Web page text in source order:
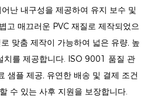
난 내구성을 제공하여 유지 보수 및
고 매끄러운 PVC 재질로 제작되었으
맞춤 제작이 가능하여 넓은 유량, 높
치를 제공합니다. ISO 9001 품질 관
샘플 제공, 유연한 배송 및 결제 조건
수 있는 사후 지원을 보장합니다.